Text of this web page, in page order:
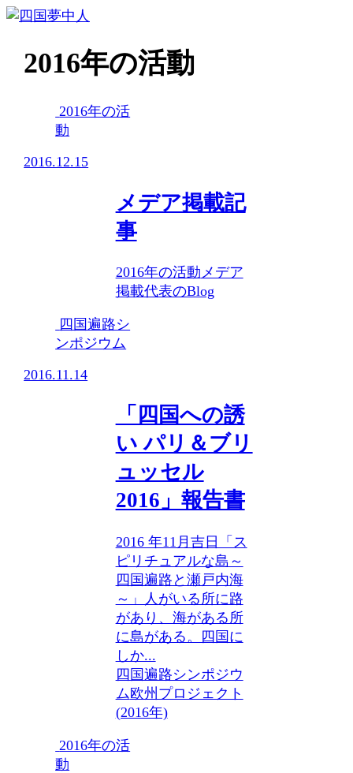
2016年の活動
2016年の活
動
2016.12.15
メデア掲載記
事
2016年の活動メデア
掲載代表のBlog
四国遍路シ
ンポジウム
2016.11.14
「四国への誘
い パリ＆ブリ
ュッセル
2016」報告書
2016 年11月吉日「ス
ピリチュアルな島～
四国遍路と瀬戸内海
～」人がいる所に路
があり、海がある所
に島がある。四国に
しか...
四国遍路シンポジウ
ム欧州プロジェクト
(2016年)
2016年の活
動